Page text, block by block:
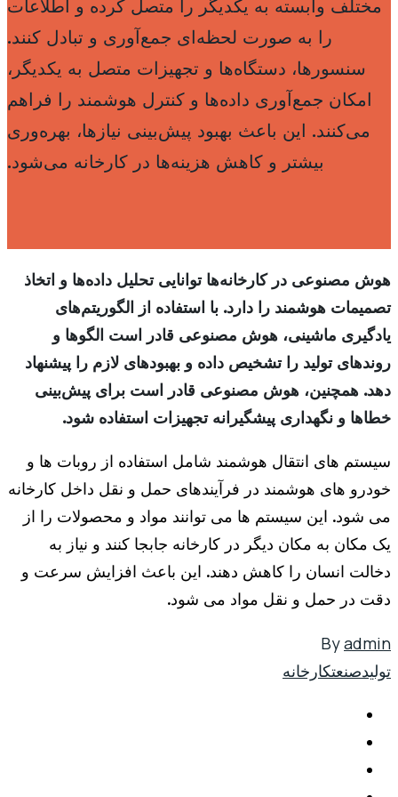
مختلف وابسته به یکدیگر را متصل کرده و اطلاعات
را به صورت لحظه‌ای جمع‌آوری و تبادل کنند.
سنسورها، دستگاه‌ها و تجهیزات متصل به یکدیگر،
امکان جمع‌آوری داده‌ها و کنترل هوشمند را فراهم
می‌کنند. این باعث بهبود پیش‌بینی نیازها، بهره‌وری
بیشتر و کاهش هزینه‌ها در کارخانه می‌شود.
هوش مصنوعی در کارخانه‌ها توانایی تحلیل داده‌ها و اتخاذ
تصمیمات هوشمند را دارد. با استفاده از الگوریتم‌های
یادگیری ماشینی، هوش مصنوعی قادر است الگوها و
روندهای تولید را تشخیص داده و بهبود‌های لازم را پیشنهاد
دهد. همچنین، هوش مصنوعی قادر است برای پیش‌بینی
خطاها و نگهداری پیشگیرانه تجهیزات استفاده شود.
سیستم های انتقال هوشمند شامل استفاده از روبات ها و
خودرو های هوشمند در فرآیندهای حمل و نقل داخل کارخانه
می شود. این سیستم ها می توانند مواد و محصولات را از
یک مکان به مکان دیگر در کارخانه جابجا کنند و نیاز به
دخالت انسان را کاهش دهند. این باعث افزایش سرعت و
دقت در حمل و نقل مواد می شود.
Byadmin
تولیدصنعتکارخانه